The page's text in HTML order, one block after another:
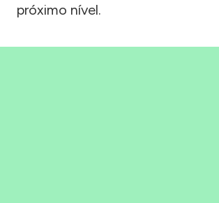
próximo nível.